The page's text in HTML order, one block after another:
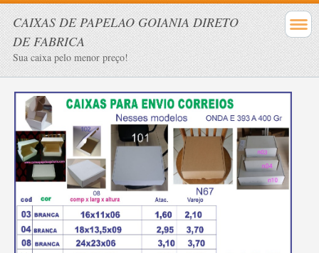
CAIXAS DE PAPELAO GOIANIA DIRETO
DE FABRICA
Sua caixa pelo menor preço!